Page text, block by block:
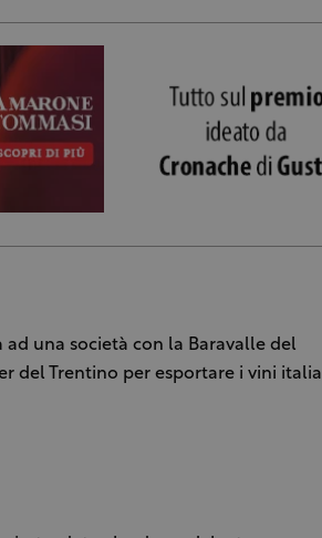
ad una società con la Baravalle del
del Trentino per esportare i vini